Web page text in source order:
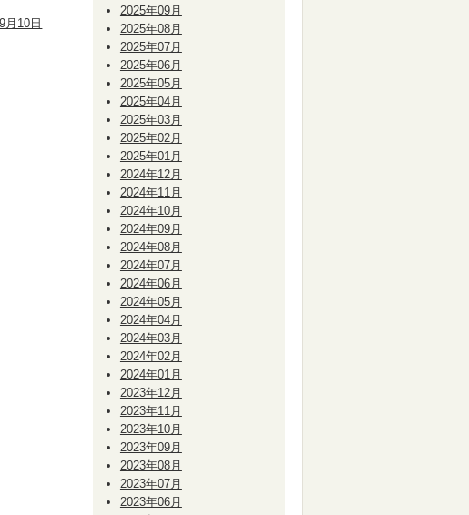
月10日
2025年09月
2025年08月
2025年07月
2025年06月
2025年05月
2025年04月
2025年03月
2025年02月
2025年01月
2024年12月
2024年11月
2024年10月
2024年09月
2024年08月
2024年07月
2024年06月
2024年05月
2024年04月
2024年03月
2024年02月
2024年01月
2023年12月
2023年11月
2023年10月
2023年09月
2023年08月
2023年07月
2023年06月